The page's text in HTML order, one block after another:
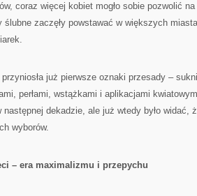
coraz więcej kobiet mogło sobie pozwolić
ślubne zaczęły powstawać w większych
już pierwsze oznaki przesady –
perłami, wstążkami i aplikacjami
następnej dekadzie, ale już wtedy było widać,
wyborów.
– era maximalizmu i przepychu